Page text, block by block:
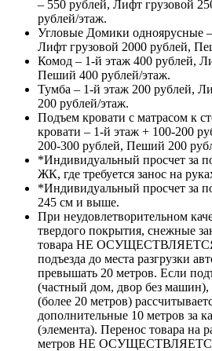
– 550 рублей, Лифт грузовой
рублей/этаж.
Угловые Домики одноярусные
Лифт грузовой 2000 рублей,
Комод – 1-й этаж 400 рублей,
Пеший 400 рублей/этаж.
Тумба – 1-й этаж 200 рублей,
200 рублей/этаж.
Подъем кровати с матрасом к
кровати – 1-й этаж + 100-200
200-300 рублей, Пеший 200
*Индивидуальный просчет за
ЖК, где требуется занос на
*Индивидуальный просчет за
245 см и выше.
При неудовлетворительном
твердого покрытия, снежные
товара НЕ ОСУЩЕСТВЛЯЕТСЯ.
подъезда до места разгрузки
превышать 20 метров. Если
(частный дом, двор без
(более 20 метров)
дополнительные 10 метров за
(элемента). Перенос товара на
метров НЕ